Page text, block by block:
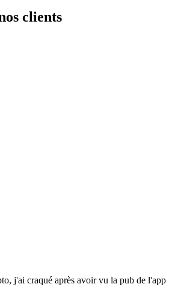
clients
j'ai craqué après avoir vu la pub de l'app